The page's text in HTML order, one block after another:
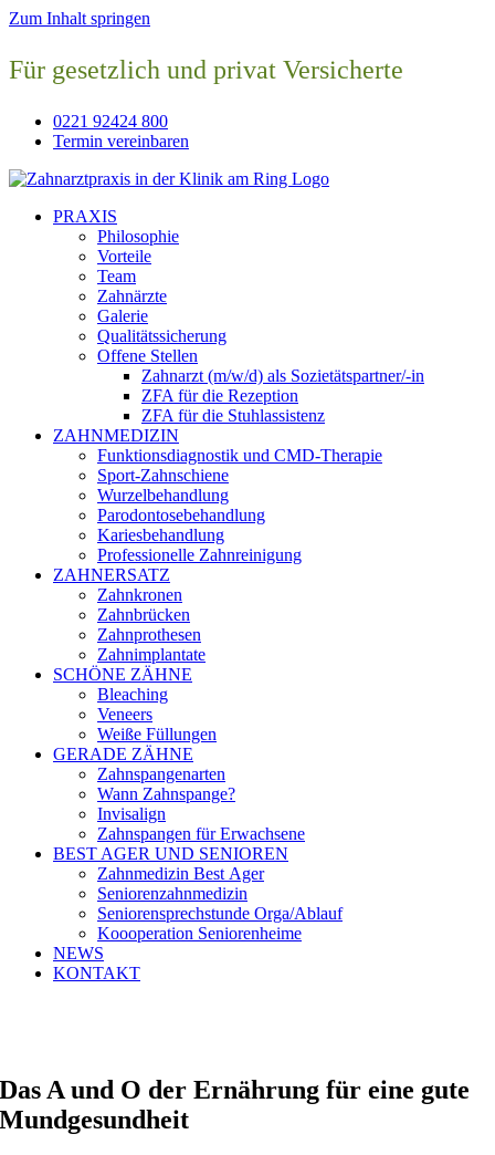
Zum Inhalt springen
Für gesetzlich und privat Versicherte
0221 92424 800
Termin vereinbaren
PRAXIS
Philosophie
Vorteile
Team
Zahnärzte
Galerie
Qualitätssicherung
Offene Stellen
Zahnarzt (m/w/d) als Sozietätspartner/-in
ZFA für die Rezeption
ZFA für die Stuhlassistenz
ZAHNMEDIZIN
Funktionsdiagnostik und CMD-Therapie
Sport-Zahnschiene
Wurzelbehandlung
Parodontosebehandlung
Kariesbehandlung
Professionelle Zahnreinigung
ZAHNERSATZ
Zahnkronen
Zahnbrücken
Zahnprothesen
Zahnimplantate
SCHÖNE ZÄHNE
Bleaching
Veneers
Weiße Füllungen
GERADE ZÄHNE
Zahnspangenarten
Wann Zahnspange?
Invisalign
Zahnspangen für Erwachsene
BEST AGER UND SENIOREN
Zahnmedizin Best Ager
Seniorenzahnmedizin
Seniorensprechstunde Orga/Ablauf
Koooperation Seniorenheime
NEWS
KONTAKT
Das A und O der Ernährung für eine gute
Mundgesundheit